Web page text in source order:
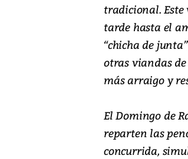
tradicional. Este
tarde hasta el
“chicha de
otras viandas
más arraigo y
El Domingo de
reparten las
concurrida,